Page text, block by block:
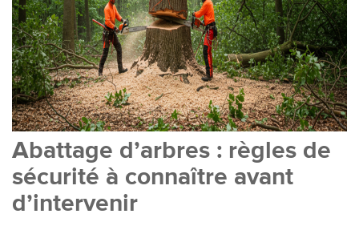
Abattage d’arbres : règles de
sécurité à connaître avant
d’intervenir